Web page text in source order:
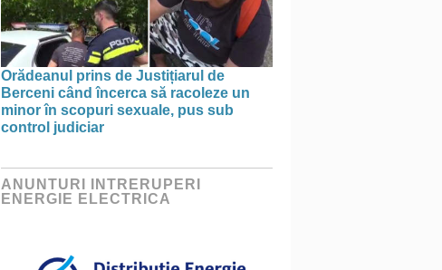
Orădeanul prins de Justițiarul de
Berceni când încerca să racoleze un
minor în scopuri sexuale, pus sub
control judiciar
ANUNTURI INTRERUPERI
ENERGIE ELECTRICA